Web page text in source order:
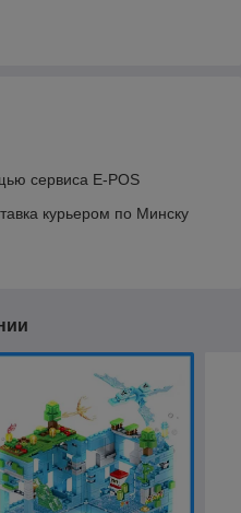
сервиса E-POS
курьером по Минску